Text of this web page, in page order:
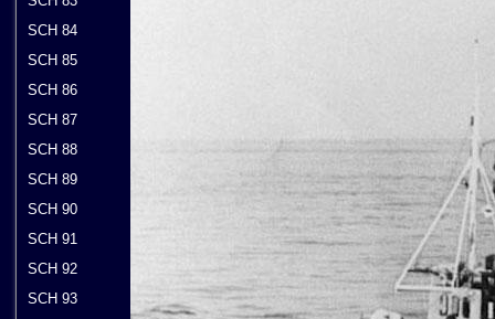
SCH 84
SCH 85
SCH 86
SCH 87
SCH 88
SCH 89
SCH 90
SCH 91
SCH 92
SCH 93